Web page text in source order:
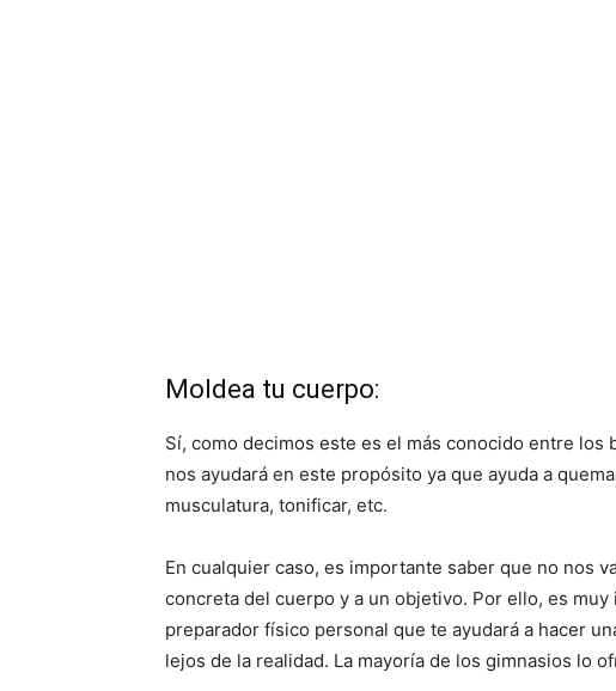
Moldea tu cuerpo:
Sí, como decimos este es el más conocido entre
nos ayudará en este propósito ya que ayuda a
musculatura, tonificar, etc.
En cualquier caso, es importante saber que no nos
concreta del cuerpo y a un objetivo. Por ello, es
preparador físico personal que te ayudará a hacer
lejos de la realidad. La mayoría de los gimnasios lo